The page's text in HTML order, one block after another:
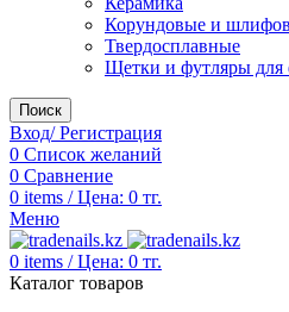
Корундовые и
Твердосплавные
Щетки и футляры для
Поиск
Вход/ Регистрация
0 Список желаний
0 Сравнение
0 items / Цена: 0 тг.
Меню
0 items / Цена: 0 тг.
Каталог товаров